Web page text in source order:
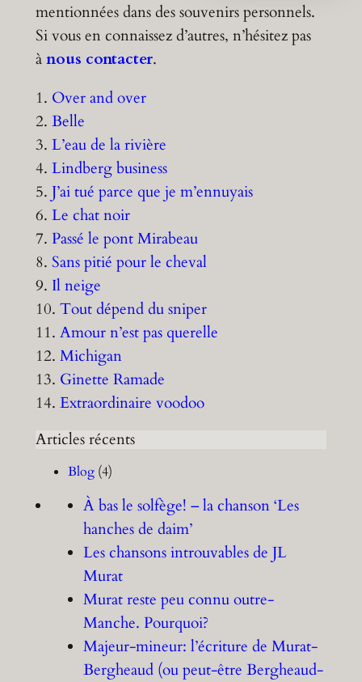
mentionnées dans des souvenirs personnels.
Si vous en connaissez d’autres, n’hésitez pas
ànous contacter.
1. Over and over
2. Belle
3. L’eau de la rivière
4. Lindberg business
5. J’ai tué parce que je m’ennuyais
6. Le chat noir
7. Passé le pont Mirabeau
8. Sans pitié pour le cheval
9. Il neige
10. Tout dépend du sniper
11. Amour n’est pas querelle
12. Michigan
13. Ginette Ramade
14. Extraordinaire voodoo
Articles récents
Blog(4)
À bas le solfège! – la chanson ‘Les
hanches de daim’
Les chansons introuvables de JL
Murat
Murat reste peu connu outre-
Manche. Pourquoi?
Majeur-mineur: l’écriture de Murat-
Bergheaud (ou peut-être Bergheaud-